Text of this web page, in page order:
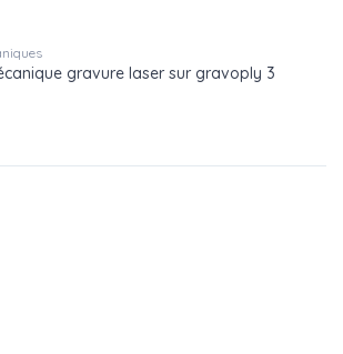
gravure laser sur gravoply 3